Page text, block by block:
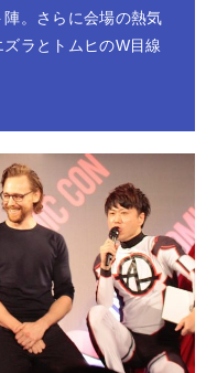
。さらに会場の熱気
ラとトムヒのW目線